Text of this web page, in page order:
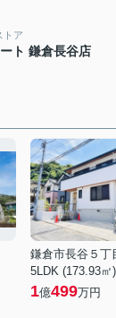
トア
ト 鎌倉長谷店
鎌倉市長谷５丁
5LDK (173.93㎡)
1億499万円